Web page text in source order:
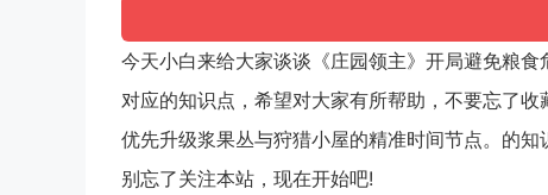
今天小白来给大家谈谈《庄园领主》开局避免粮
对应的知识点，希望对大家有所帮助，不要忘了
优先升级浆果丛与狩猎小屋的精准时间节点。的
别忘了关注本站，现在开始吧!